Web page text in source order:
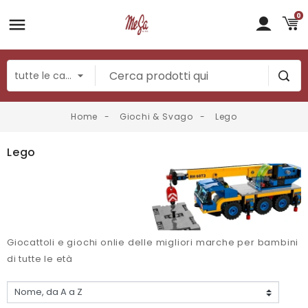
0
Home Giochi & Svago Lego
Lego
Giocattoli e giochi onlie delle migliori marche per bambini
di tutte le età